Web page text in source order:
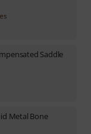
Saddle
Metal Bone